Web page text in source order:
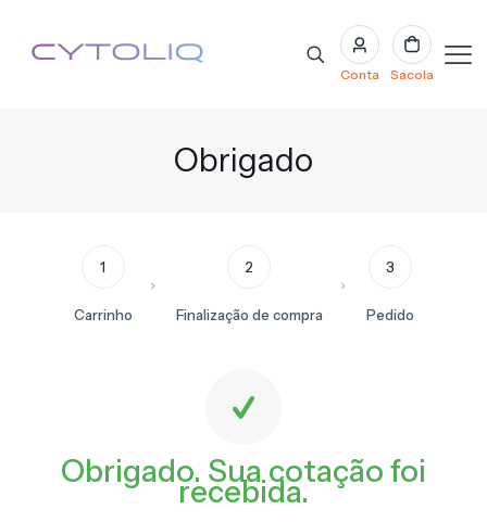
Conta Sacola
Obrigado
1
Carrinho
2
Finalização de compra
3
Pedido
Obrigado. Sua cotação foi
recebida.